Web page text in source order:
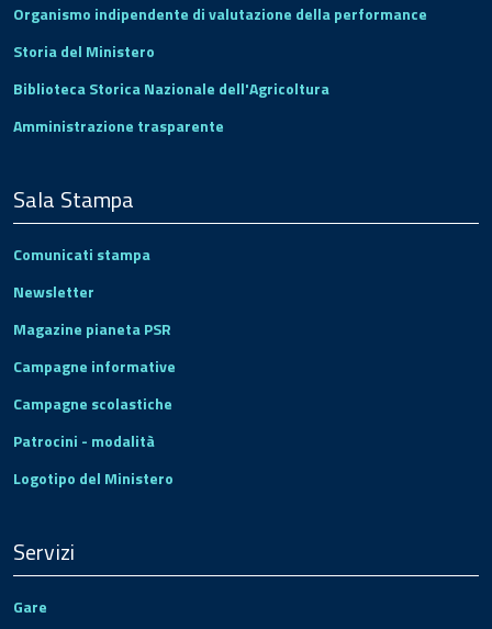
Organismo indipendente di valutazione della performance
Storia del Ministero
Biblioteca Storica Nazionale dell'Agricoltura
Amministrazione trasparente
Sala Stampa
Comunicati stampa
Newsletter
Magazine pianeta PSR
Campagne informative
Campagne scolastiche
Patrocini - modalità
Logotipo del Ministero
Servizi
Gare